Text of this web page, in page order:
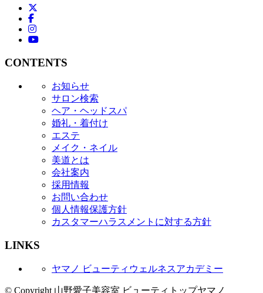
Facebook
Instagram
YouTube
CONTENTS
お知らせ
サロン検索
ヘア・ヘッドスパ
婚礼・着付け
エステ
メイク・ネイル
美道とは
会社案内
採用情報
お問い合わせ
個人情報保護方針
カスタマーハラスメントに対する方針
LINKS
ヤマノ ビューティウェルネスアカデミー
© Copyright 山野愛子美容室 ビューティトップヤマノ